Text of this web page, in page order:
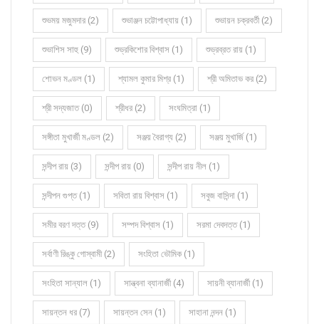
শুভময় মজুমদার (2) শুভাঞ্জন চট্টোপাধ্যায় (1) শুভায়ন চক্রবর্তী (2)
শুভাশিস সাহু (9) শুভ্রকিশোর বিশ্বাস (1) শুভ্রব্রত রায় (1)
শোভন মণ্ডল (1) শ্যামল কুমার মিশ্র (1) শ্রী অমিতাভ কর (2)
শ্রী সদ্যজাত (0) শ্রীধর (2) সংঘমিত্রা (1)
সঙ্গীতা মুখার্জী মণ্ডল (2) সঞ্জয় বৈরাগ্য (2) সঞ্জয় মুখার্জি (1)
সন্দীপ রায় (3) সন্দীপ রায় (0) সন্দীপ রায় নীল (1)
সন্দীপন গুপ্ত (1) সবিতা রায় বিশ্বাস (1) সবুজ বাসিন্দা (1)
সমীর বরণ দত্ত (9) সম্পদ বিশ্বাস (1) সরমা দেবদত্ত (1)
সর্বাণী রিঙ্কু গোস্বামী (2) সংহিতা ভৌমিক (1)
সংহিতা সান্যাল (1) সান্ত্বনা ব্যানার্জী (4) সায়নী ব্যানার্জী (1)
সায়ন্তন ধর (7) সায়ন্তন সেন (1) সাহানা নন্দন (1)